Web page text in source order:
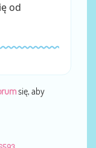
od
się, aby